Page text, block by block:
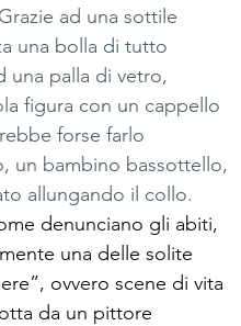
ad una sottile
una bolla di tutto
una palla di vetro,
figura con un cappello
forse farlo
un bambino bassottello,
allungando il collo.
denunciano gli abiti,
una delle solite
ovvero scene di vita
da un pittore